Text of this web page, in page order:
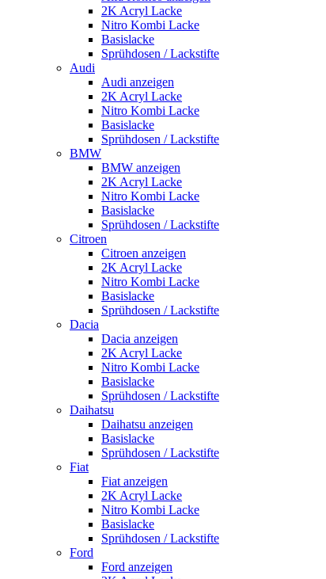
2K Acryl Lacke
Nitro Kombi Lacke
Basislacke
Sprühdosen / Lackstifte
Audi
Audi anzeigen
2K Acryl Lacke
Nitro Kombi Lacke
Basislacke
Sprühdosen / Lackstifte
BMW
BMW anzeigen
2K Acryl Lacke
Nitro Kombi Lacke
Basislacke
Sprühdosen / Lackstifte
Citroen
Citroen anzeigen
2K Acryl Lacke
Nitro Kombi Lacke
Basislacke
Sprühdosen / Lackstifte
Dacia
Dacia anzeigen
2K Acryl Lacke
Nitro Kombi Lacke
Basislacke
Sprühdosen / Lackstifte
Daihatsu
Daihatsu anzeigen
Basislacke
Sprühdosen / Lackstifte
Fiat
Fiat anzeigen
2K Acryl Lacke
Nitro Kombi Lacke
Basislacke
Sprühdosen / Lackstifte
Ford
Ford anzeigen